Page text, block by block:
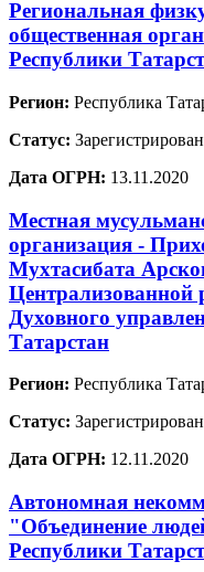
Региональная
общественная
Республики
Регион: Республика
Статус:
Дата ОГРН: 13.11.2020
Местная
организация -
Мухтасибата
Централизованной
Духовного
Татарстан
Регион: Республика
Статус:
Дата ОГРН: 12.11.2020
Автономная
"Объединение
Республики